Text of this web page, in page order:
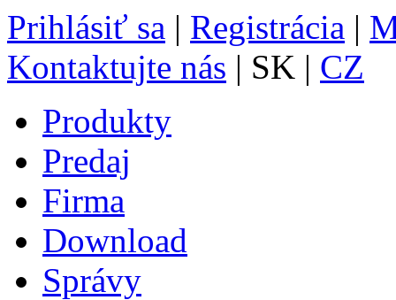
Prihlásiť sa | Registrácia |
Kontaktujte nás | SK | CZ
Produkty
Predaj
Firma
Download
Správy